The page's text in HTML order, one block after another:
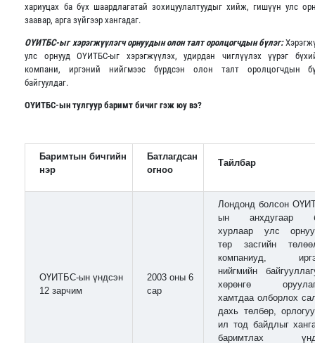
хариуцах ба бүх шаардлагатай зохицуулалтуудыг хийж, гишүүн улс
заавар, арга зүйгээр хангадаг.
ОҮИТБС-ыг хэрэгжүүлэгч орнуудын олон талт оролцогчдын бүлэг:
улс орнууд ОҮИТБС-ыг хэрэгжүүлэх, удирдан чиглүүлэх үүрэг
компани, иргэний нийгмээс бүрдсэн олон талт оролцогчдын
байгуулдаг.
ОҮИТБС-ын тулгуур баримт бичиг гэж юу вэ?
Баримтын бичгийн
нэр
Батлагдсан
огноо
Тайлбар
ОҮИТБС-ын үндсэн
12 зарчим
2003 оны 6
сар
Лондонд болсон
ын анхдугаар
хурлаар улс
төр засгийн
компаниуд,
нийгмийн
хөрөнгө
хамтдаа олборлох
дахь төлбөр,
ил тод байдлыг
баримтлах